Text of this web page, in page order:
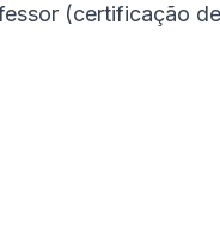
(certificação de